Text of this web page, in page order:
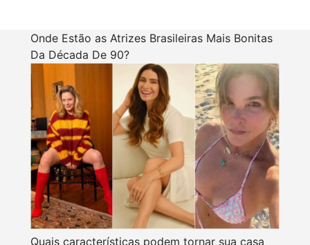
Onde Estão as Atrizes Brasileiras Mais Bonitas
Da Década De 90?
Quais características podem tornar sua casa